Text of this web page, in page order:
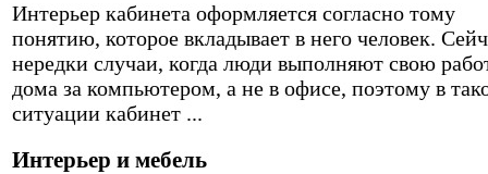
Интерьер кабинета оформляется согласно тому
понятию, которое вкладывает в него человек.
нередки случаи, когда люди выполняют свою
дома за компьютером, а не в офисе, поэтому в
ситуации кабинет ...
Интерьер и мебель